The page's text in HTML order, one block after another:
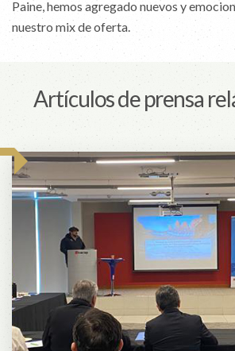
Paine, hemos agregado nuevos y
nuestro mix de oferta.
Artículos de prensa